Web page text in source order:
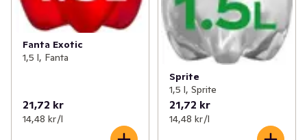
Fanta Exotic
1,5 l, Fanta
21,72 kr
14,48 kr /l
Sprite
1,5 l, Sprite
21,72 kr
14,48 kr /l